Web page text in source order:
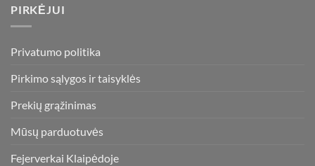
PIRKĖJUI
Privatumo politika
Pirkimo sąlygos ir taisyklės
Prekių grąžinimas
Mūsų parduotuvės
Fejerverkai Klaipėdoje